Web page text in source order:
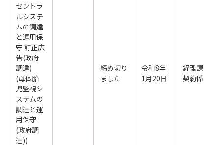
セントラ
ルシステ
ムの調達
と運用保
守 訂正広
告(政府
調達)
(母体胎
児監視シ
ステムの
調達と運
用保守
(政府調
達))
締め切り
ました
令和8年
1月20日
経理課
契約係